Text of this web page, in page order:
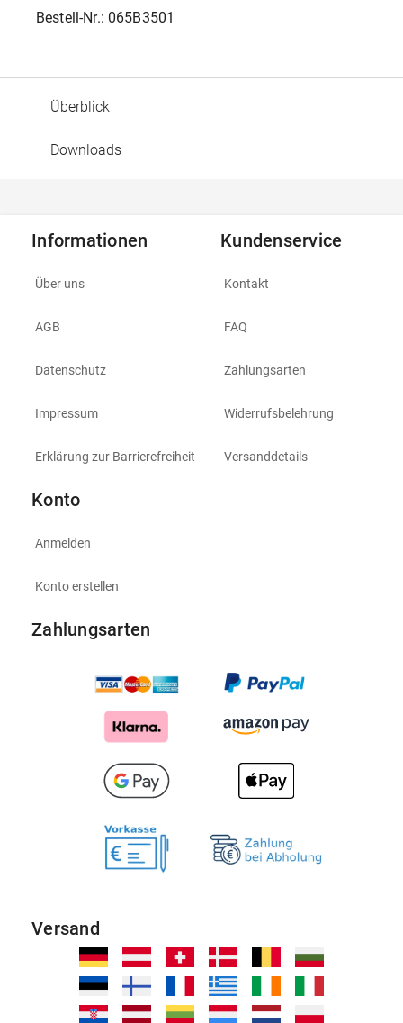
Bestell-Nr.: 065B3501
Überblick
Downloads
Informationen
Über uns
AGB
Datenschutz
Impressum
Erklärung zur Barrierefreiheit
Kundenservice
Kontakt
FAQ
Zahlungsarten
Widerrufsbelehrung
Versanddetails
Konto
Anmelden
Konto erstellen
Zahlungsarten
Versand